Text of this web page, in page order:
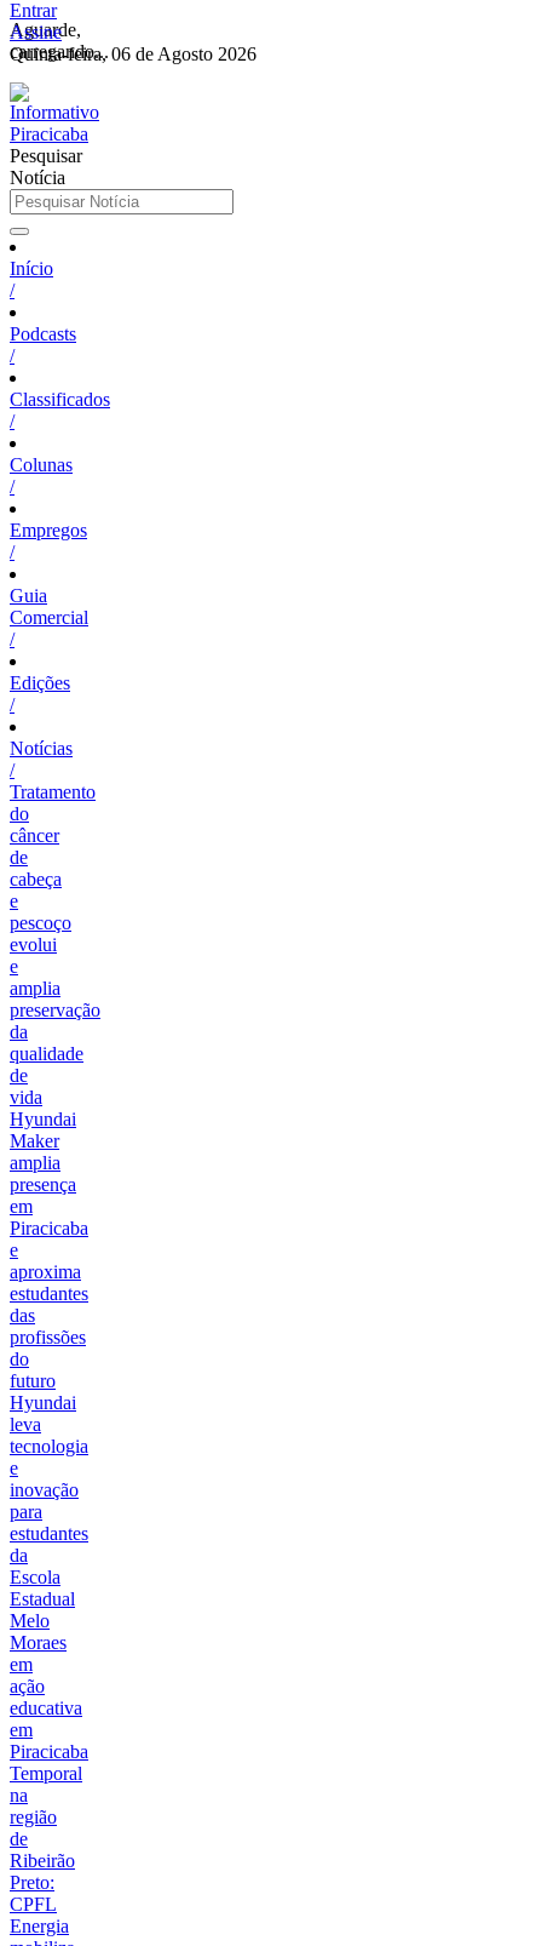
Aguarde,
carregando...
Entrar
Assine
Quinta-feira, 06 de Agosto 2026
Pesquisar
Notícia
Início
/
Podcasts
/
Classificados
/
Colunas
/
Empregos
/
Guia
Comercial
/
Edições
/
Notícias
/
Tratamento
do
câncer
de
cabeça
e
pescoço
evolui
e
amplia
preservação
da
qualidade
de
vida
Hyundai
Maker
amplia
presença
em
Piracicaba
e
aproxima
estudantes
das
profissões
do
futuro
Hyundai
leva
tecnologia
e
inovação
para
estudantes
da
Escola
Estadual
Melo
Moraes
em
ação
educativa
em
Piracicaba
Temporal
na
região
de
Ribeirão
Preto:
CPFL
Energia